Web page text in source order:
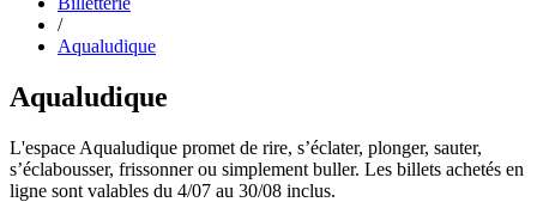
/
Aqualudique
Aqualudique
L'espace Aqualudique promet de rire, s’éclater, plonger, sauter,
s’éclabousser, frissonner ou simplement buller. Les billets achetés en
ligne sont valables du 4/07 au 30/08 inclus.